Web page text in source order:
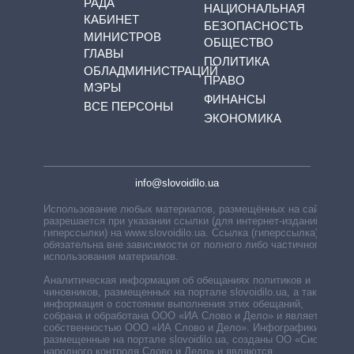
РАДА
КАБИНЕТ
МИНИСТРОВ
ГЛАВЫ
ОБЛАДМИНИСТРАЦИЙ
МЭРЫ
ВСЕ ПЕРСОНЫ
НАЦИОНАЛЬНАЯ
БЕЗОПАСНОСТЬ
ОБЩЕСТВО
ПОЛИТИКА
ПРАВО
ФИНАНСЫ
ЭКОНОМИКА
info@slovoidilo.ua
Использование любых материалов, размещённых на сайте,
разрешается при указании ссылки (для интернет-изданий —
гиперссылки) на www.slovoidilo.ua. Ссылка (гиперссылка)
обязательна вне зависимости от полного либо частичного
использования материалов.
Аналитическая информация об обещаниях политиков и
чиновников, размещенных на портале slovoidilo.ua, а также
информация о состоянии выполнения этих обещаний,
собрана и обработана ООО «ИА Слово и Дело» и является
собственностью ООО «ИА Слово и Дело». Инфографики,
размещенные на портале slovoidilo.ua, созданы ОО «Система
народного контроля Слово и Дело» и являются